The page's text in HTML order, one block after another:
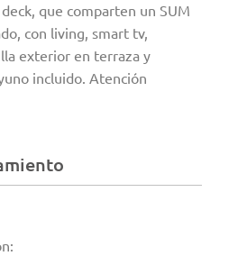
que comparten un SUM
con living, smart tv,
exterior en terraza y
incluido. Atención